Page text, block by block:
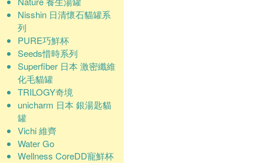
Nisshin 日清懷石貓罐系
列
PURE巧鮮杯
Seeds惜時系列
Superfiber 日本 激密纖維
化毛貓罐
TRILOGY奇境
unicharm 日本 銀湯匙貓
罐
Vichi 維齊
Water Go
Wellness CoreDD寵鮮杯